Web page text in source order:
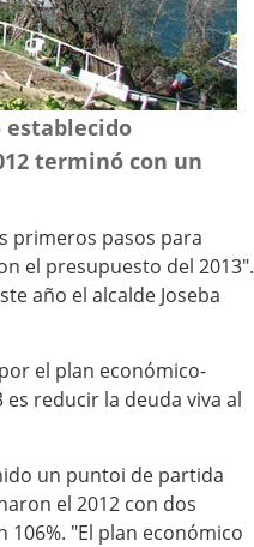
establecido
terminó con un
primeros pasos para
el presupuesto del 2013".
año el alcalde Joseba
el plan económico-
reducir la deuda viva al
un puntoi de partida
el 2012 con dos
"El plan económico